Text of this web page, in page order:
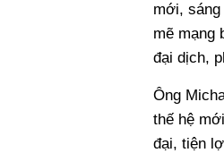
mới, sáng
mẽ mạng
đại dịch,
Ông
thế hệ
đại, tiện